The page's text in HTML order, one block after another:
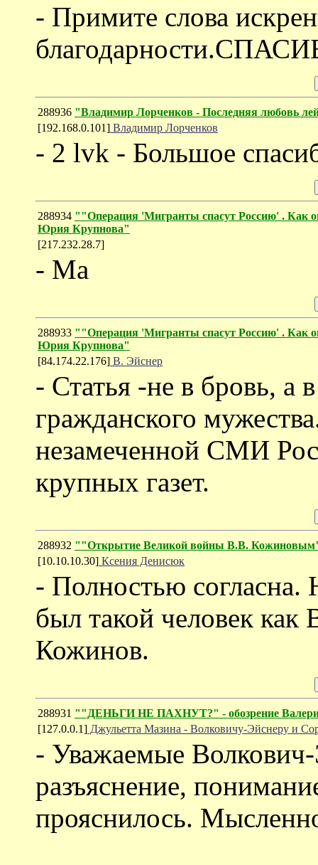
- Примите слова
288936 "Владимир Лорченков - Последняя любовь
[192.168.0.101] Владимир Лорченков
- 2 lvk - Большое
288934 ""Операция 'Мигранты спасут Россию' . Как
Юрия Крупнова"
[217.232.28.7]
- Ma
288933 ""Операция 'Мигранты спасут Россию' . Как
Юрия Крупнова"
[84.174.22.176] В. Эйснер
- Статья -не в бровь, а
гражданского
незамеченной СМИ
крупных газет.
288932 ""Открытие Великой войны В.В.
[10.10.10.30] Ксения Денисюк
- Полностью согласна.
был такой человек
Кожинов.
288931 ""ДЕНЬГИ НЕ ПАХНУТ?" - обозрение
[127.0.0.1] Джульетта Мазина - Волковичу-Эйснеру и
- Уважаемые
разъяснение,
прояснилось.